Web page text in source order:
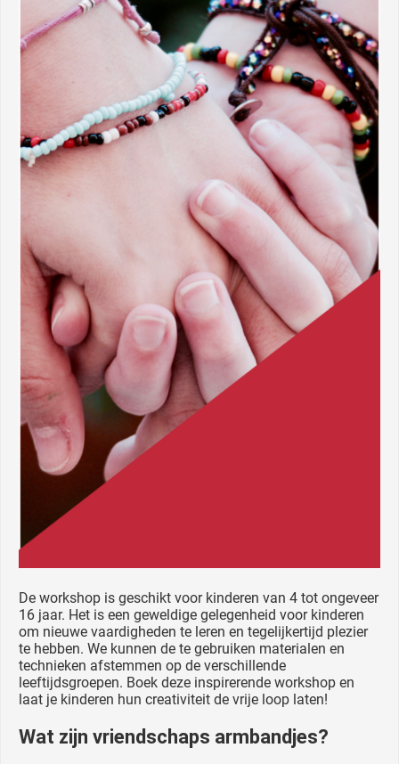
De workshop is geschikt voor kinderen van 4 tot ongeveer
16 jaar. Het is een geweldige gelegenheid voor kinderen
om nieuwe vaardigheden te leren en tegelijkertijd plezier
te hebben. We kunnen de te gebruiken materialen en
technieken afstemmen op de verschillende
leeftijdsgroepen. Boek deze inspirerende workshop en
laat je kinderen hun creativiteit de vrije loop laten!
Wat zijn vriendschaps armbandjes?